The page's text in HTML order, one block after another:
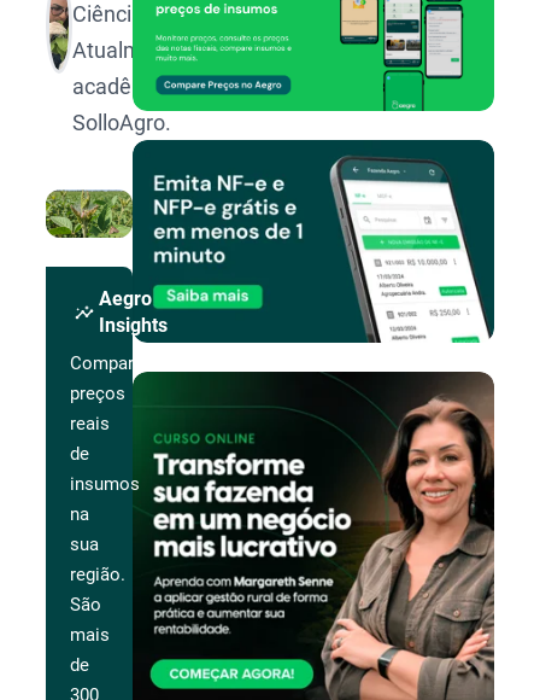
Ciências/Entomologia.
Atualmente na gestão
acadêmica do
SolloAgro.
insights
Aegro
Insights
Compare
preços
reais
de
insumos
na
sua
região.
São
mais
de
300